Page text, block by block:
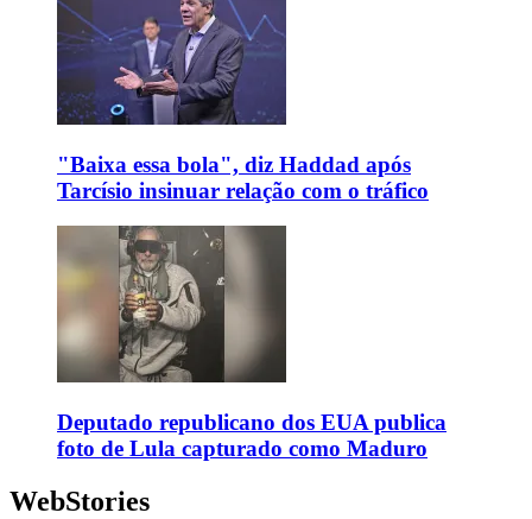
"Baixa essa bola", diz Haddad após
Tarcísio insinuar relação com o tráfico
Deputado republicano dos EUA publica
foto de Lula capturado como Maduro
WebStories